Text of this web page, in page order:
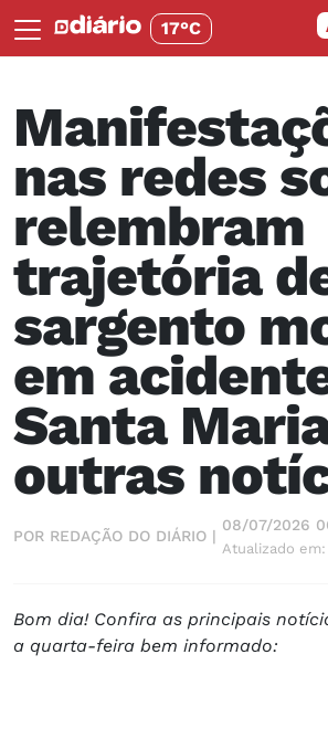
17°C
nas redes
relembram
trajetória
sargento
em
Santa
outras
POR REDAÇÃO DO DIÁRIO |
08/07/2026
Atualizado
Bom dia! Confira as principais
a quarta-feira bem informado: